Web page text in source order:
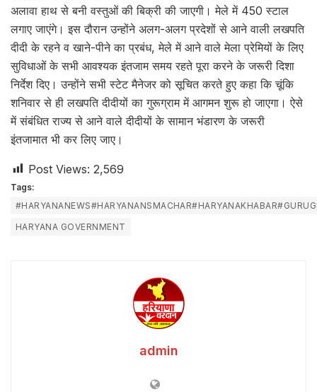
अलावा हाथ से बनी वस्तुओं की बिक्री की जाएगी। मेले में 450 स्टाल
लगाए जाएंगे। इस दौरान उन्होंने अलग-अलग प्रदेशों से आने वाली लखपति
दीदी के रहने व खाने-पीने का प्रबंध, मेले में आने वाले मेला प्रेमियों के लिए
सुविधाओं के सभी आवश्यक इंतजाम समय रहते पूरा करने के जरूरी दिशा
निर्देश दिए। उन्होंने सभी स्टेट मैनेजर को सूचित करते हुए कहा कि चूंकि
शनिवार से ही लखपति दीदीयों का गुरूग्राम में आगमन शुरू हो जाएगा। ऐसे
में संबंधित राज्य से आने वाले दीदीयों के सामान भंडारण के जरूरी
इंतजामात भी कर लिए जाए।
Post Views: 2,569
Tags:
HARYANA GOVERNMENT
admin